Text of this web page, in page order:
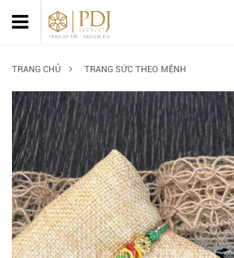
TRANG CHỦ TRANG SỨC THEO MỆNH